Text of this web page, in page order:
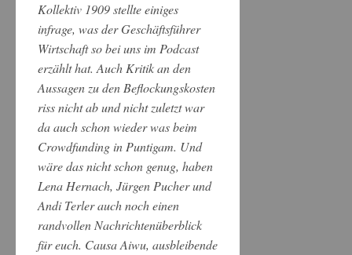
Kollektiv 1909 stellte einiges
infrage, was der Geschäftsführer
Wirtschaft so bei uns im Podcast
erzählt hat. Auch Kritik an den
Aussagen zu den Beflockungskosten
riss nicht ab und nicht zuletzt war
da auch schon wieder was beim
Crowdfunding in Puntigam. Und
wäre das nicht schon genug, haben
Lena Hernach, Jürgen Pucher und
Andi Terler auch noch einen
randvollen Nachrichtenüberblick
für euch. Causa Aiwu, ausbleibende